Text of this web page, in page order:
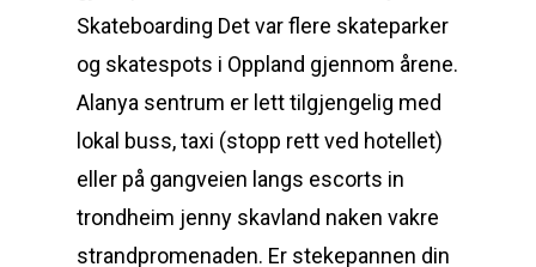
Skateboarding Det var flere skateparker
og skatespots i Oppland gjennom årene.
Alanya sentrum er lett tilgjengelig med
lokal buss, taxi (stopp rett ved hotellet)
eller på gangveien langs escorts in
trondheim jenny skavland naken vakre
strandpromenaden. Er stekepannen din